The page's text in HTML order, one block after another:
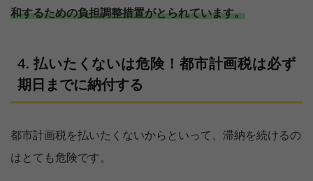
和するための負担調整措置がとられています。
払いたくないは危険！都市計画税は必ず
期日までに納付する
都市計画税を払いたくないからといって、滞納を続けるの
はとても危険です。